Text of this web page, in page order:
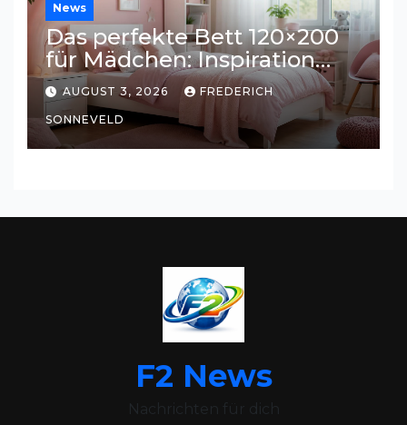
News
Das perfekte Bett 120×200
für Mädchen: Inspiration
und Tipps für ein
traumhaftes Kinderzimmer
AUGUST 3, 2026 FREDERICH
SONNEVELD
F2 News
Nachrichten für dich